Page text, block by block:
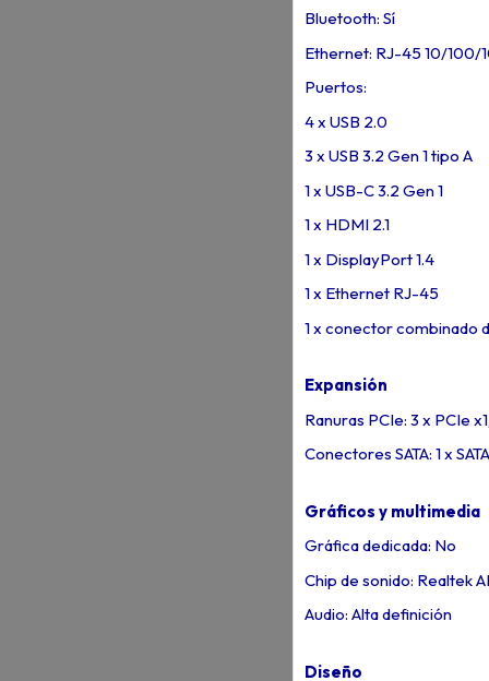
Bluetooth: Sí
Ethernet: RJ-45 10/100/
Puertos:
4 x USB 2.0
3 x USB 3.2 Gen 1 tipo A
1 x USB-C 3.2 Gen 1
1 x HDMI 2.1
1 x DisplayPort 1.4
1 x Ethernet RJ-45
1 x conector combinado
Expansión
Ranuras PCIe: 3 x PCIe
Conectores SATA: 1 x
Gráficos y multimedia
Gráfica dedicada: No
Chip de sonido: Realtek
Audio: Alta definición
Diseño